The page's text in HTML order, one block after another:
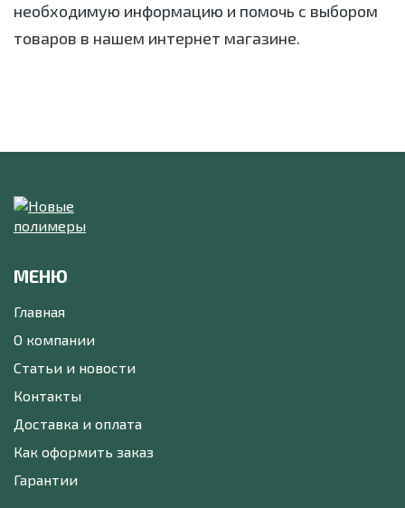
необходимую информацию и помочь с выбором
товаров в нашем интернет магазине.
МЕНЮ
Главная
О компании
Статьи и новости
Контакты
Доставка и оплата
Как оформить заказ
Гарантии